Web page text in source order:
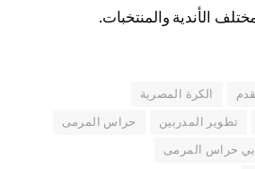
الأندية والمنتخبات.
الكرة المصرية
تطوير المدربين حراس المرمى
حراس المرمى